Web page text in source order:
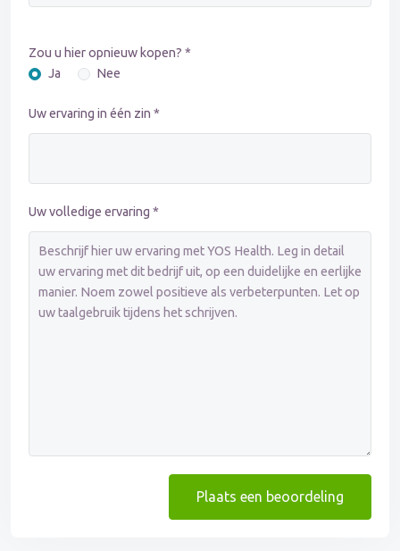
Zou u hier opnieuw kopen? *
Ja
Nee
Uw ervaring in één zin *
Uw volledige ervaring *
Plaats een beoordeling